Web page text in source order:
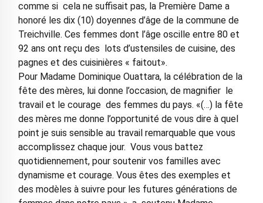
comme si cela ne suffisait pas, la Première Dame a
honoré les dix (10) doyennes d’âge de la commune de
Treichville. Ces femmes dont l’âge oscille entre 80 et
92 ans ont reçu des lots d’ustensiles de cuisine, des
pagnes et des cuisinières « faitout».
Pour Madame Dominique Ouattara, la célébration de la
fête des mères, lui donne l’occasion, de magnifier le
travail et le courage des femmes du pays. «(…) la fête
des mères me donne l’opportunité de vous dire à quel
point je suis sensible au travail remarquable que vous
accomplissez chaque jour. Vous vous battez
quotidiennement, pour soutenir vos familles avec
dynamisme et courage. Vous êtes des exemples et
des modèles à suivre pour les futures générations de